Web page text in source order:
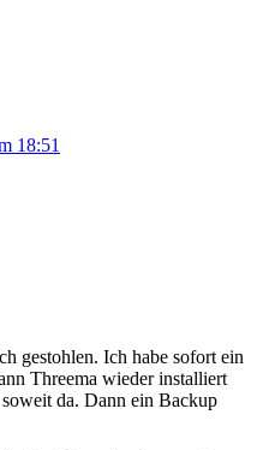
18:51
gestohlen. Ich habe sofort ein
Threema wieder installiert
da. Dann ein Backup